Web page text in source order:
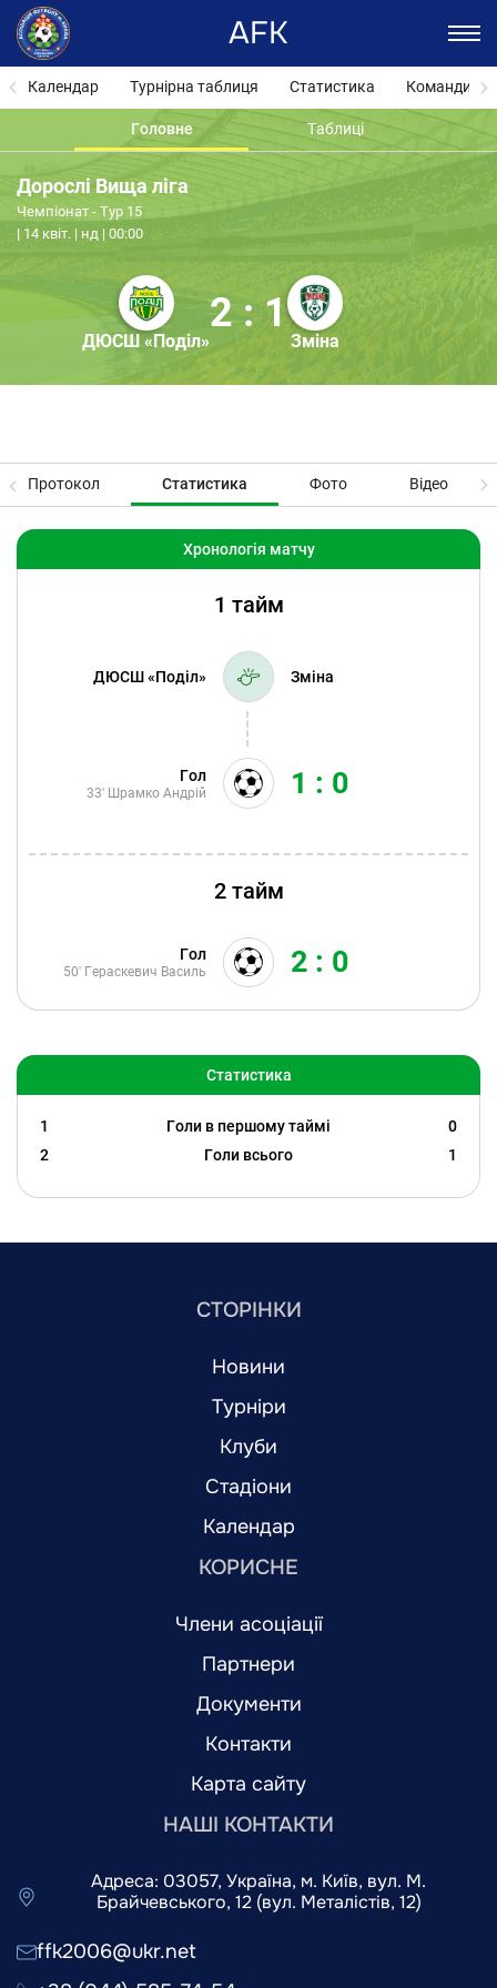
AFK
Календар Турнірна таблиця Статистика Команди
Головне Таблиці
Дорослі Вища ліга
Чемпіонат - Тур 15
ДЮСШ «Поділ»
2 : 1
Зміна
14 квіт. | нд | 00:00
Протокол Статистика Фото Відео
Хронологія матчу
1 тайм
ДЮСШ «Поділ» Зміна
Гол
33' Шрамко Андрій 1 : 0
2 тайм
Гол
50' Гераскевич Василь 2 : 0
Статистика
1 Голи в першому таймі
0
2
Голи всього 1
СТОРІНКИ
Новини
Турніри
Клуби
Стадіони
Календар
КОРИСНЕ
Члени асоціації
Партнери
Документи
Контакти
Карта сайту
НАШІ КОНТАКТИ
Адреса: 03057, Україна, м. Київ, вул. М.
Брайчевського, 12 (вул. Металістів, 12)
ffk2006@ukr.net